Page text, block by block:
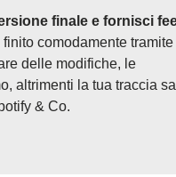
finale e fornisci
comodamente
delle modifiche, le
altrimenti la tua traccia
& Co.